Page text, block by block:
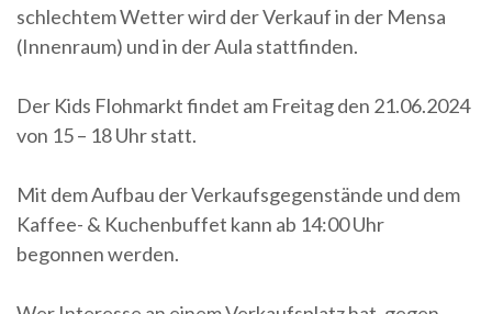
schlechtem Wetter wird der Verkauf in der Mensa
(Innenraum) und in der Aula stattfinden.
Der Kids Flohmarkt findet am Freitag den 21.06.2024
von 15 – 18 Uhr statt.
Mit dem Aufbau der Verkaufsgegenstände und dem
Kaffee- & Kuchenbuffet kann ab 14:00 Uhr
begonnen werden.